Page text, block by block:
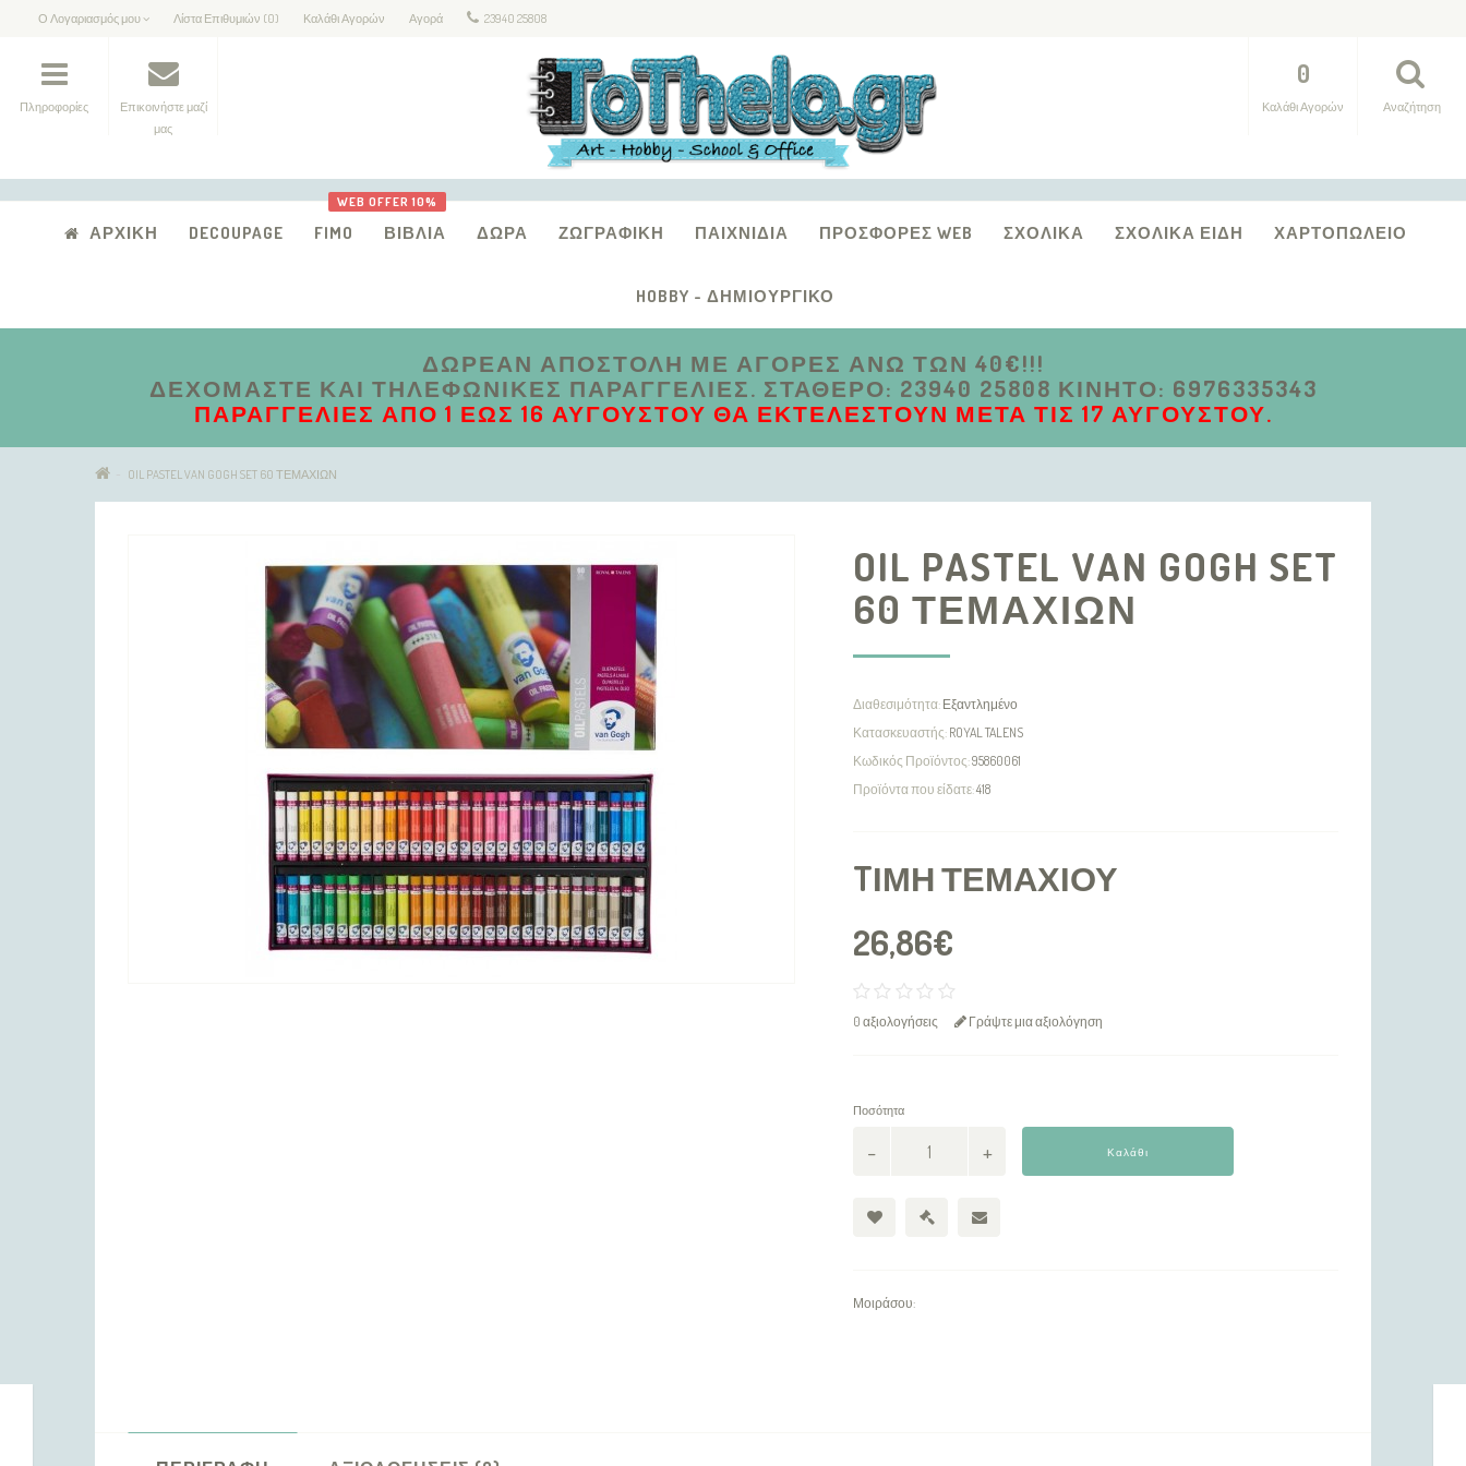
Ο Λογαριασμός μου Λίστα Επιθυμιών (0) Καλάθι Αγορών Αγορά 23940 25808
Πληροφορίες
Επικοινήστε μαζί
μας
Αναζήτηση
0
Καλάθι Αγορών
ΑΡΧΙΚΉ DECOUPAGE FIMO
WEB OFFER 10%
ΒΙΒΛΊΑ ΔΏΡΑ ΖΩΓΡΑΦΙΚΉ ΠΑΙΧΝΊΔΙΑ ΠΡΟΣΦΟΡΈΣ WEB ΣΧΟΛΙΚΆ ΣΧΟΛΙΚΆ ΕΊΔΗ ΧΑΡΤΟΠΩΛΕΊΟ
HOBBY - ΔΗΜΙΟΥΡΓΙΚΌ
ΔΩΡΕΑΝ ΑΠΟΣΤΟΛΗ ΜΕ ΑΓΟΡΕΣ ΑΝΩ ΤΩΝ 40€!!!
ΔΕΧΌΜΑΣΤΕ ΚΑΙ ΤΗΛΕΦΩΝΙΚΈΣ ΠΑΡΑΓΓΕΛΊΕΣ. ΣΤΑΘΕΡΌ: 23940 25808 ΚΙΝΗΤΌ: 6976335343
ΠΑΡΑΓΓΕΛΊΕΣ ΑΠΟ 1 ΈΩΣ 16 ΑΥΓΟΎΣΤΟΥ ΘΑ ΕΚΤΕΛΕΣΤΟΎΝ ΜΕΤΆ ΤΙΣ 17 ΑΥΓΟΎΣΤΟΥ.
OIL PASTEL VAN GOGH SET 60 ΤΕΜΑΧΙΩΝ
OIL PASTEL VAN GOGH SET
60 ΤΕΜΑΧΙΩΝ
Διαθεσιμότητα: Εξαντλημένο
Κατασκευαστής: ROYAL TALENS
Κωδικός Προϊόντος:95860061
Προϊόντα που είδατε:418
TΙΜΉ ΤΕΜΑΧΊΟΥ
26,86€
0 αξιολογήσεις Γράψτε μια αξιολόγηση
Ποσότητα
Καλάθι
Μοιράσου: